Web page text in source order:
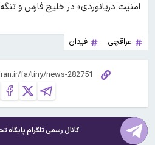
امنیت دریانوردی» در خلیج فارس و
عراقچی فیدان
کانال رسمی تلگرام پایگاه